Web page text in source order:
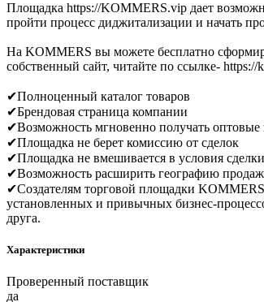
Площадка https://KOMMERS.vip дает
пройти процесс диджитализации и начать
На KOMMERS вы можете бесплатно
собственный сайт, читайте по ссылке- https://
✔Полноценный каталог товаров
✔Брендовая страница компании
✔Возможность мгновенно получать оптовые
✔Площадка не берет комиссию от сделок
✔Площадка не вмешивается в условия сделки
✔Возможность расширить географию
✔Создателям торговой площадки
установленных и привычных бизнес-
друга.
Характеристики
Проверенный поставщик
да